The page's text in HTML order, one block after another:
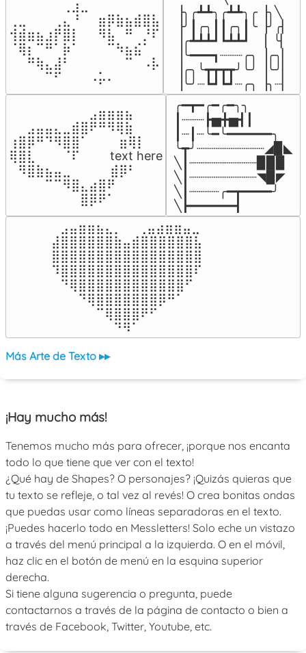
⠀⠀⠀⠀⠀⠀⢀⣰⣀⠀⠀⠀⠀⠀⠀⠀⠀
⢀⣀⠀⠀⠀⢀⣄⠘⠀⠀⣶⡿⣷⣦⣾⣿⣧
⢺⣾⣶⣦⣰⡟⣿⡇⠀⠀⠻⣧⠀⠛⠀⡘⠏
⠈⢿⡆⠉⠛⠁⡷⠁⠀⠀⠀⠉⠳⣦⣮⠁⠀
⠀⠀⠛⢷⣄⣼⠃⠀⠀⠀⠀⠀⠀⠉⠀⠠⡧
⠀⠀⠀⠀⠉⠋⠀⠀⠀⠠⡥⠄⠀⠀⠀⠀⠀
▕╮╭┻┻╮╭┻┻╮╭▕╮╲
▕╯┃╭╮┃┃╭╮┃╰▕╯╭▏
▕╭┻┻┻┛┗┻┻┛  ▕  ╰▏
▕╰━━━┓┈┈┈╭╮▕╭╮▏
▕╭╮╰┳┳┳┳╯╰╯▕╰╯▏
▕╰╯┈┗┛┗┛┈╭╮▕╮┈▏
⠀⠀⠀⠀⠀⠀⠀⠀⠀⣠⣶⣶⣶⣦⠀⠀
⠀⠀⣠⣤⣤⣄⣀⣾⣿⠟⠛⠻⢿⣷⠀
⢰⣿⡿⠛⠙⠻⣿⣿⠁⠀⠀ ⠀⣶⢿⡇
⢿⣿⣇⠀⠀⠀⠈⠏⠀⠀⠀ text here
⠀⠻⣿⣷⣦⣤⣀⠀⠀⠀ ⠀⣾⡿⠃⠀
⠀⠀⠀⠀⠉⠉⠻⣿⣄⣴⣿⠟⠀⠀⠀
⠀⠀⠀⠀⠀⠀⠀⠀⣿⡿⠟⠁⠀⠀⠀
╭━┳━╭━╭━╮╮
┃┈┈┈┣▅╋▅┫┃
┃┈┃┈╰━╰━━━━━━╮
╰┳╯┈┈┈┈┈┈┈┈┈◢▉◣
╲┃┈┈┈┈┈┈┈┈┈▉▉▉
╲┃┈┈┈┈┈┈┈┈┈◥▉◤
╲┃┈┈┈┈╭━┳━━━━╯
╲┣━━━━━━┫﻿
⠀⣠⣤⣶⣶⣦⣄⡀  ⠀⢀⣤⣴⣶⣶⣤⣀⠀
⣼⣿⣿⣿⣿⣿⣿⣷⣤⣾⣿⣿⣿⣿⣿⣿⣧
⣿⣿⣿⣿⣿⣿⣿⣿⣿⣿⣿⣿⣿⣿⣿⣿⣿
⠹⣿⣿⣿⣿⣿⣿⣿⣿⣿⣿⣿⣿⣿⣿⣿⠏
⠀⠙⢿⣿⣿⣿⣿⣿⣿⣿⣿⣿⣿⣿⣿⠋⠀
⠀⠀⠀⠙⢿⣿⣿⣿⣿⣿⣿⣿⡿⠛⠁⠀⠀
⠀⠀⠀⠀⠀⠉⢿⣿⣿⣿⠟⠋⠀⠀⠀⠀⠀
⠀⠀⠀⠀⠀⠀⠀⠙⠻⠁⠀⠀⠀⠀⠀⠀⠀⠀⠀⠀⠀⠀⠀
Más Arte de Texto ▸▸
¡Hay mucho más!
Tenemos mucho más para ofrecer, ¡porque nos encanta
todo lo que tiene que ver con el texto!
¿Qué hay de Shapes? O personajes? ¡Quizás quieras que
tu texto se refleje, o tal vez al revés! O crea bonitas ondas
que puedas usar como líneas separadoras en el texto.
¡Puedes hacerlo todo en Messletters! Solo eche un vistazo
a través del menú principal a la izquierda. O en el móvil,
haz clic en el botón de menú en la esquina superior
derecha.
Si tiene alguna sugerencia o pregunta, puede
contactarnos a través de la página de contacto o bien a
través de Facebook, Twitter, Youtube, etc.